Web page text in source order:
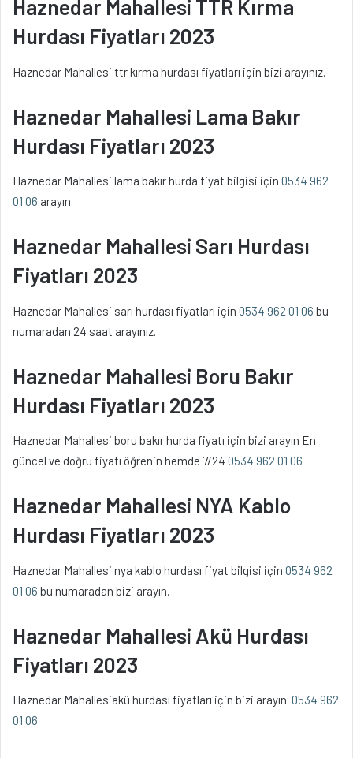
Haznedar Mahallesi TTR Kırma
Hurdası Fiyatları 2023
Haznedar Mahallesi ttr kırma hurdası fiyatları için bizi arayınız.
Haznedar Mahallesi Lama Bakır
Hurdası Fiyatları 2023
Haznedar Mahallesi lama bakır hurda fiyat bilgisi için 0534 962
01 06 arayın.
Haznedar Mahallesi Sarı Hurdası
Fiyatları 2023
Haznedar Mahallesi sarı hurdası fiyatları için 0534 962 01 06 bu
numaradan 24 saat arayınız.
Haznedar Mahallesi Boru Bakır
Hurdası Fiyatları 2023
Haznedar Mahallesi boru bakır hurda fiyatı için bizi arayın En
güncel ve doğru fiyatı öğrenin hemde 7/24 0534 962 01 06
Haznedar Mahallesi NYA Kablo
Hurdası Fiyatları 2023
Haznedar Mahallesi nya kablo hurdası fiyat bilgisi için 0534 962
01 06 bu numaradan bizi arayın.
Haznedar Mahallesi Akü Hurdası
Fiyatları 2023
Haznedar Mahallesiakü hurdası fiyatları için bizi arayın. 0534 962
01 06